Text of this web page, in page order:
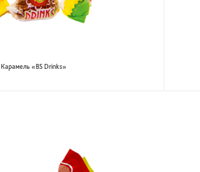
Карамель «BS Drinks»